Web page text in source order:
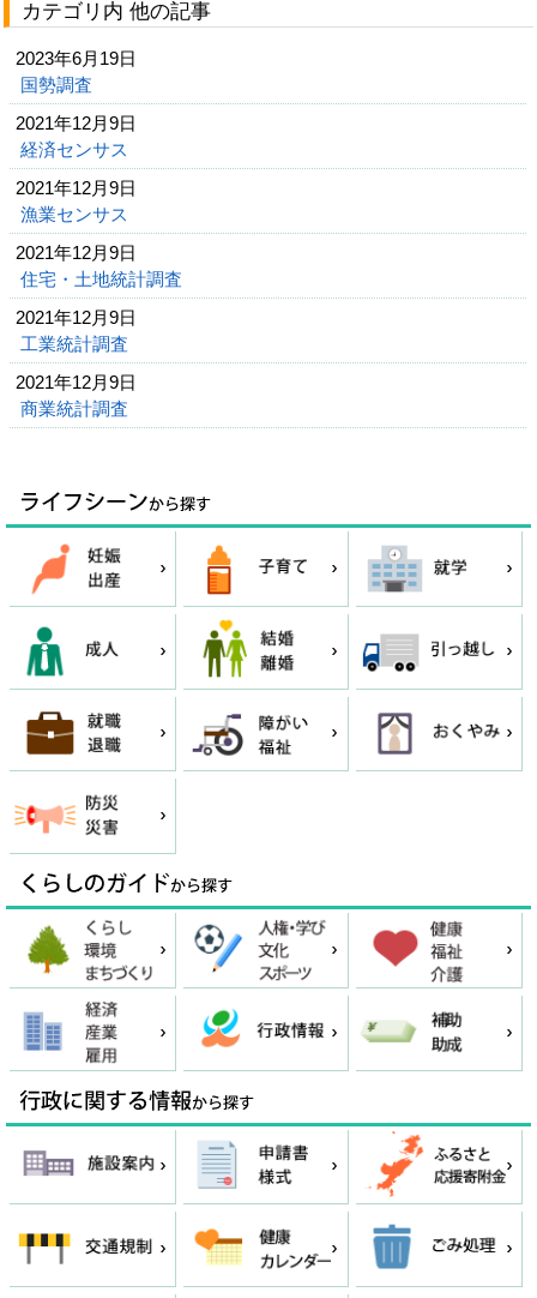
カテゴリ内 他の記事
2023年6月19日
国勢調査
2021年12月9日
経済センサス
2021年12月9日
漁業センサス
2021年12月9日
住宅・土地統計調査
2021年12月9日
工業統計調査
2021年12月9日
商業統計調査